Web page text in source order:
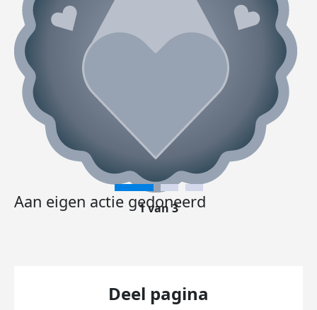
Aan eigen actie gedoneerd
1 van 3
Deel pagina